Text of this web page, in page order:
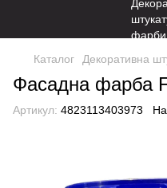
Каталог Декоративна
Фасадна фарба
Артикул: 4823113403973